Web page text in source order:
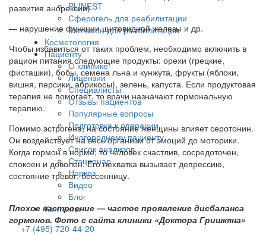
PLINEST
Сферогель для реабилитации
Мелсмон для реабилитации
Косметология
Пациенту
О клинике
Лицензии
Специалисты
Отзывы пациентов
Популярные вопросы
Подготовка к операции
Иногороднему пациенту
Список анализов
Стационар
Наркоз
Видео
Блог
Контакты
+7 (495) 720-44-20
развития анорексии)
— нарушение функции щитовидной железы и др.
Чтобы избавиться от таких проблем, необходимо включить в
рацион питания следующие продукты: орехи (грецкие,
фисташки), бобы, семена льна и кунжута, фрукты (яблоки,
вишня, персики, абрикосы), зелень, капуста. Если продуктовая
терапия не помогает, то врачи назначают гормональную
терапию.
Помимо эстрогена, на состояние женщины влияет серотонин.
Он воздействует на весь организм от эмоций до моторики.
Когда гормон в норме, то человек счастлив, сосредоточен,
спокоен и доволен. Его нехватка вызывает депрессию,
состояние тревог, бессонницу.
Плохое настроение — частое проявление дисбаланса
гормонов. Фото с сайта клиники «Доктора Гришкяна»